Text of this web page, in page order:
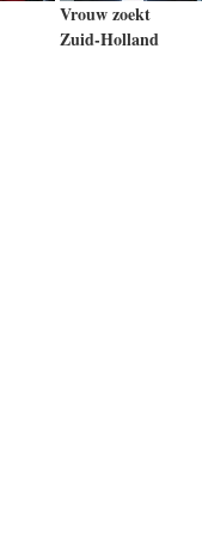
Vrouw zoekt
Zuid-Holland